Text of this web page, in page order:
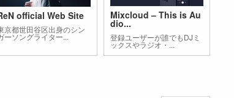
official Web Site
京都世田谷区出身のシン
ーソングライター...
Mixcloud – This is Au
dio...
登録ユーザーが誰でもDJミ
ックスやラジオ・...